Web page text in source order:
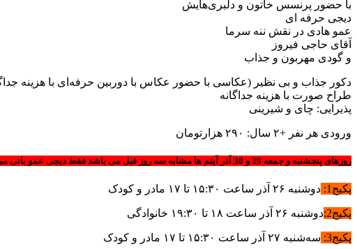
با حضور پرنسس خاتون و دلبری‌هایش
دیجی حرفه ای
عمو هادی در نقش ننه سرما
آقای حاجی فیروز
و گودی مهربون و جذاب
دکور جذاب و بی نظیر (عکاسی با حضور عکاس با دوربین حرفه‌ای با هزینه
طراح صورت با هزینه جداگانه
پذیرایی: چای و شیرینی
ورودی هر نفر +۲ سال: ۲۹۰ هزارتومان
روزهای پنجشنبه و جمعه 29 و 30 آذر آیتم ها مشابه سه روز قبل می باشد فقط دیجی عمو بانی می باشد
پکیج1: دوشنبه ۲۶ آذر ساعت ۱۵:۳۰ تا ۱۷ مادر و کودک
پکیج2: دوشنبه ۲۶ آذر ساعت ۱۸ تا ۱۹:۳۰ خانوادگی
پکیج3: سه‌شنبه ۲۷ آذر ساعت ۱۵:۳۰ تا ۱۷ مادر و کودک